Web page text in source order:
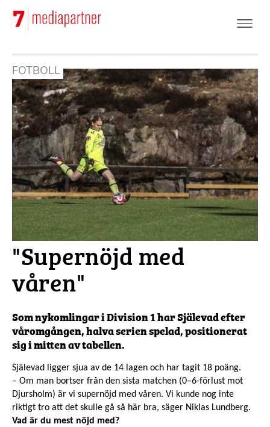
Hoppa
huvudinnehåll
FOTBOLL
"Supernöjd med
våren"
Som nykomlingar i Division 1 har Själevad efter
våromgången, halva serien spelad, positionerat
sig i mitten av tabellen.
Själevad ligger sjua av de 14 lagen och har tagit 18 poäng.
– Om man bortser från den sista matchen (0–6-förlust mot
Djursholm) är vi supernöjd med våren. Vi kunde nog inte
riktigt tro att det skulle gå så här bra, säger Niklas Lundberg.
Vad är du mest nöjd med?